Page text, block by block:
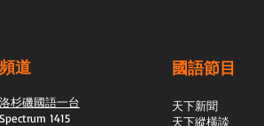
頻道
洛杉磯國語一台
Spectrum 1415
國語節目
天下新聞
天下縱橫談